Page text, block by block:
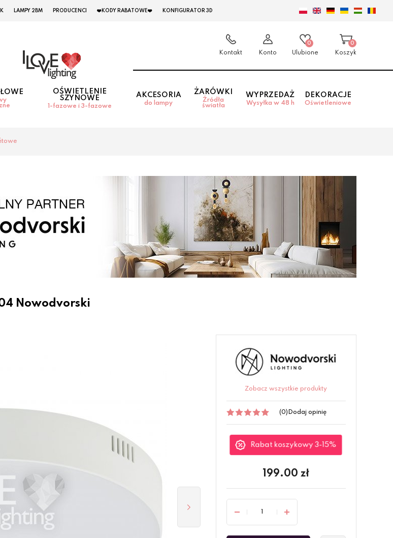
LAMPY 2BM PRODUCENCI ❤️KODY RABATOWE❤️ KONFIGURATOR 3D
Kontakt Konto
0
Ulubione
0
Koszyk
OŚWIETLENIE
SZYNOWE
1-fazowe i 3-fazowe
AKCESORIA
do lampy
ŻARÓWKI
Źródła
światła
WYPRZEDAŻ
Wysyłka w 48 h
DEKORACJE
Oświetleniowe
Nowodvorski
Zobacz wszystkie produkty
(0) Dodaj opinię
Rabat koszykowy 3-15%
199.00 zł